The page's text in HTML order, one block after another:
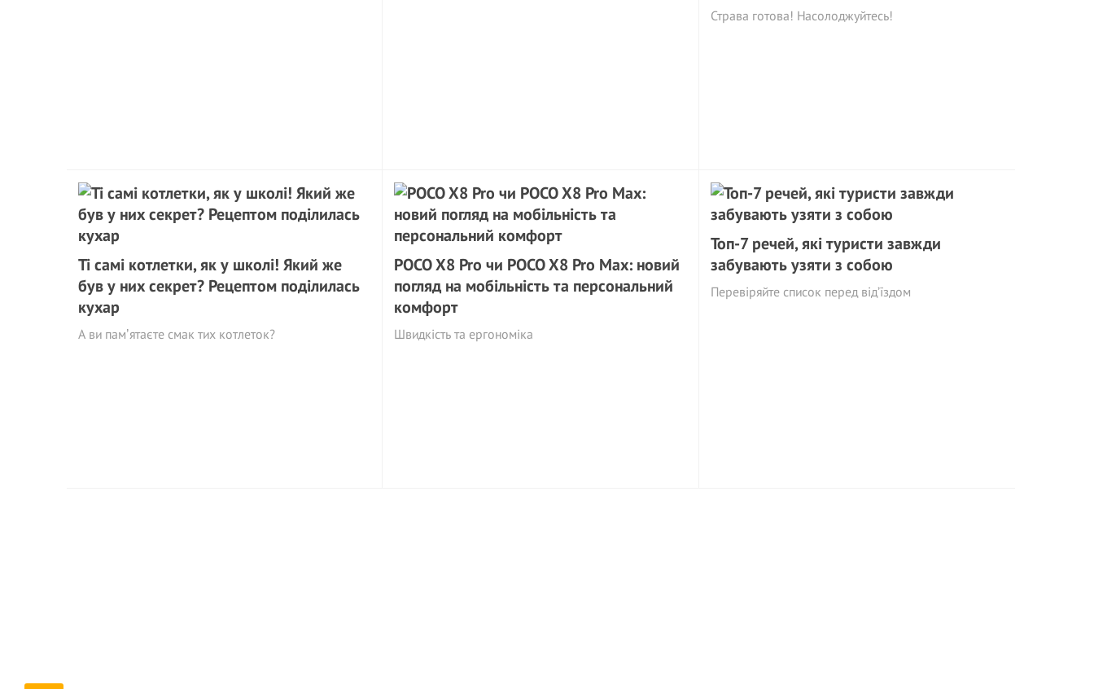
Страва готова! Насолоджуйтесь!
Ті самі котлетки, як у школі! Який же
був у них секрет? Рецептом поділилась
кухар
А ви памʼятаєте смак тих котлеток?
POCO X8 Pro чи POCO X8 Pro Max: новий
погляд на мобільність та персональний
комфорт
Швидкість та ергономіка
Топ-7 речей, які туристи завжди
забувають узяти з собою
Перевіряйте список перед від’їздом